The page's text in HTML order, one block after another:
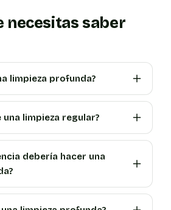
necesitas saber
limpieza profunda?
limpieza regular?
debería hacer una